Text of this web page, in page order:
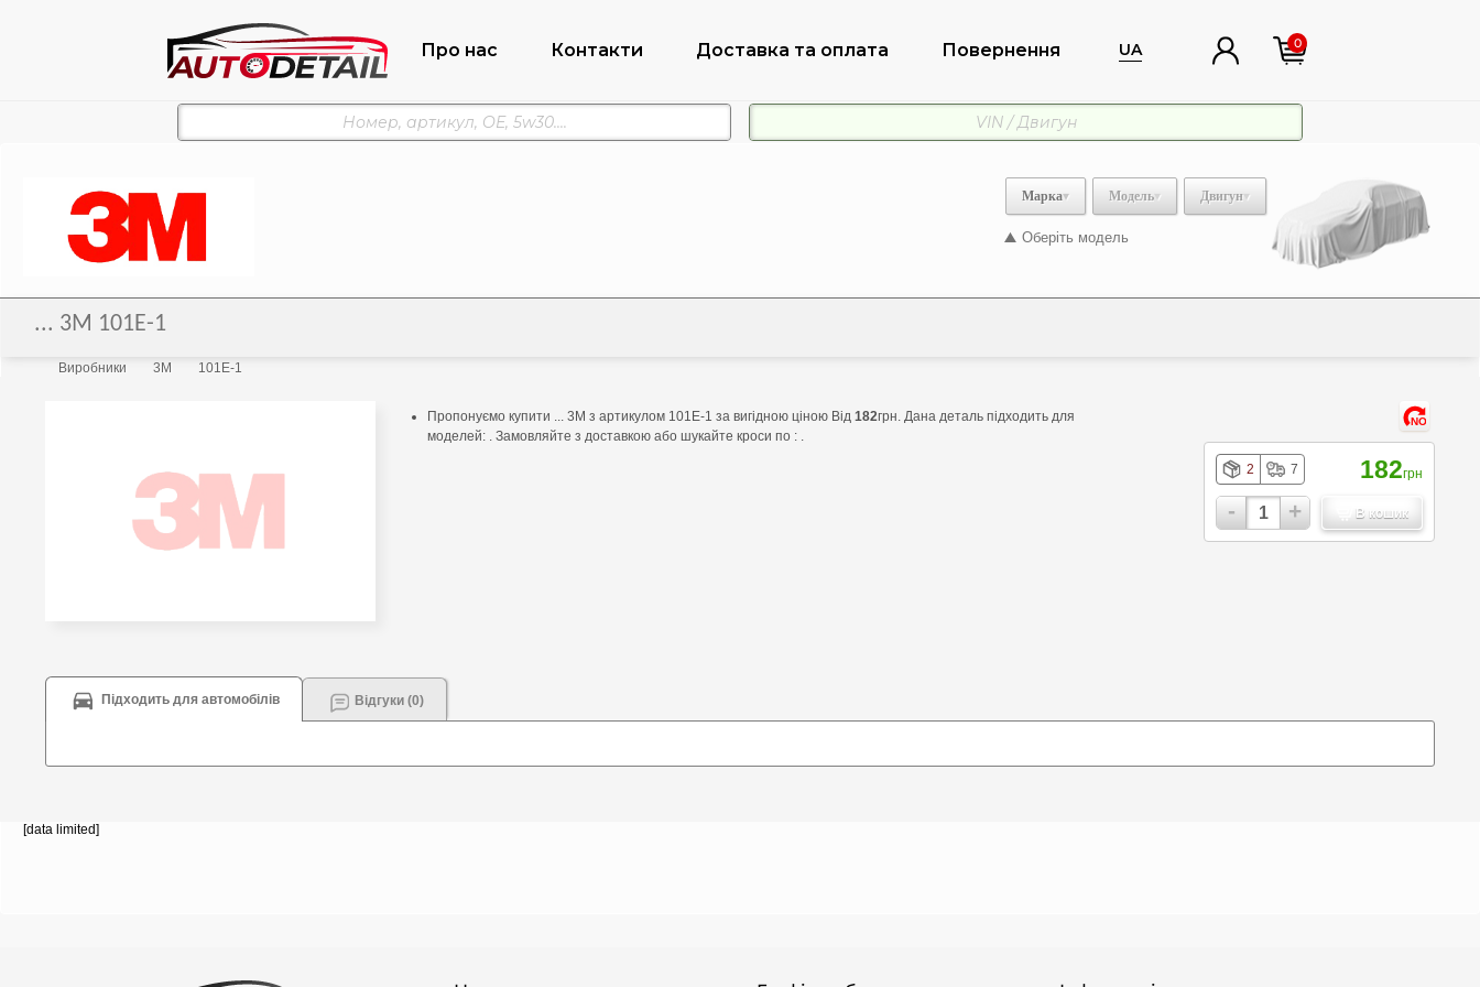
Про нас Контакти Доставка та оплата Повернення UA 0
Марка Модель Двигун
Оберіть модель
... 3M 101E-1
Виробники 3M 101E-1
Пропонуємо купити ... 3M з артикулом 101E-1 за вигідною ціною Від 182грн. Дана деталь підходить для
моделей: . Замовляйте з доставкою або шукайте кроси по : .
NO
2 7 182грн
- + В кошик
Підходить для автомобілів Відгуки (0)
[data limited]